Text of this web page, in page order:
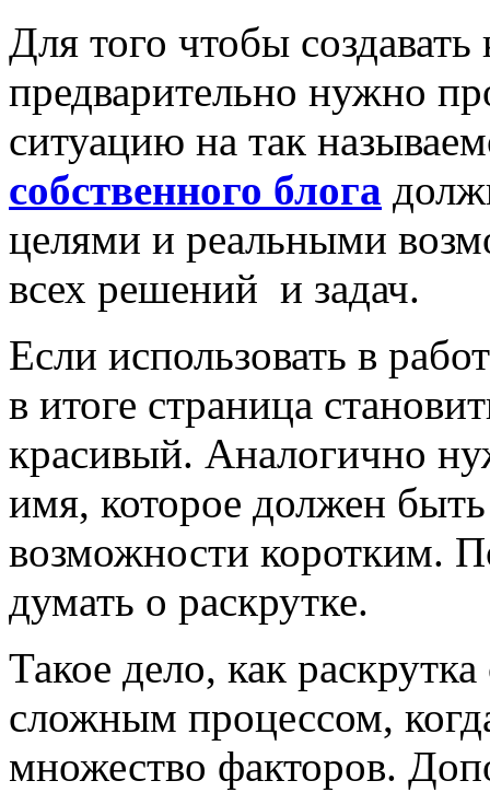
Для того чтобы создавать
предварительно нужно
ситуацию на так
собственного блога
целями и реальными
всех решений и задач.
Если использовать в
в итоге страница
красивый. Аналогично
имя, которое должен
возможности коротким.
думать о раскрутке.
Такое дело, как
сложным процессом,
множество факторов.